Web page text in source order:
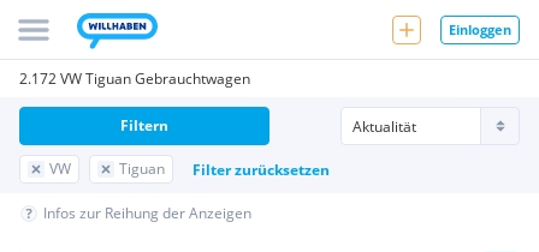
Einloggen
2.172 VW Tiguan Gebrauchtwagen
VW Tiguan Filter zurücksetzen
Filtern
Infos zur Reihung der Anzeigen